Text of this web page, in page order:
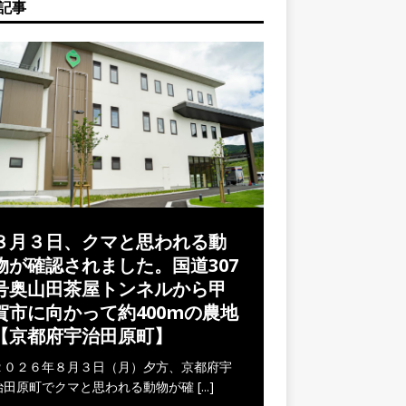
事
月３日、クマと思われる動
が確認されました。国道307
奥山田茶屋トンネルから甲
市に向かって約400mの農地
京都府宇治田原町】
０２６年８月３日（月）夕方、京都府宇
田原町でクマと思われる動物が確 [...]